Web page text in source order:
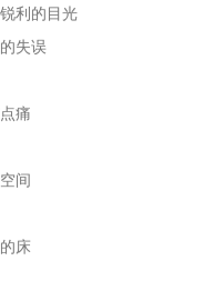
利的目光
失误
痛
间
床